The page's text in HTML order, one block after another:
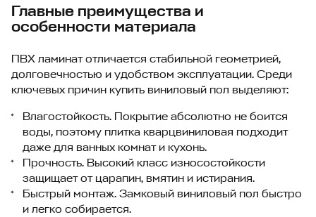
Главные преимущества и
особенности материала
ПВХ ламинат отличается стабильной геометрией,
долговечностью и удобством эксплуатации. Среди
ключевых причин купить виниловый пол выделяют:
Влагостойкость. Покрытие абсолютно не боится
воды, поэтому плитка кварцвиниловая подходит
даже для ванных комнат и кухонь.
Прочность. Высокий класс износостойкости
защищает от царапин, вмятин и истирания.
Быстрый монтаж. Замковый виниловый пол быстро
и легко собирается.